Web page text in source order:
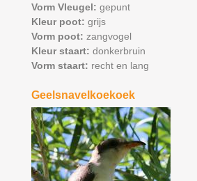
Vorm Vleugel: gepunt
Kleur poot: grijs
Vorm poot: zangvogel
Kleur staart: donkerbruin
Vorm staart: recht en lang
Geelsnavelkoekoek